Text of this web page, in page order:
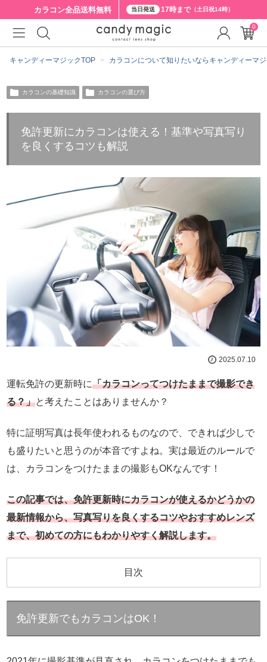
カラコン全品送料無料 当日発送 17時まで（土日祝14時）
キャンディーマジックTOP カラコンについて知りたいならキャンディーマ
カラコンの基礎知識 カラコンの選び方
免許更新にカラコンは使える！基準や写真写り
を良くするコツも解説
2025.07.10
運転免許の更新時に「カラコンってつけたままで撮影でき
る？」と考えたことはありませんか？
特に証明写真は長年使われるものなので、できれば少しで
も盛りたいと思うのが本音ですよね。実は最近のルールで
は、カラコンをつけたままの撮影もOKなんです！
この記事では、免許更新時にカラコンが使えるかどうかの
最新情報から、写真写りを良くするコツやおすすめレンズ
まで、初めての方にもわかりやすく解説します。
目次
免許更新でもカラコンはOK！
0